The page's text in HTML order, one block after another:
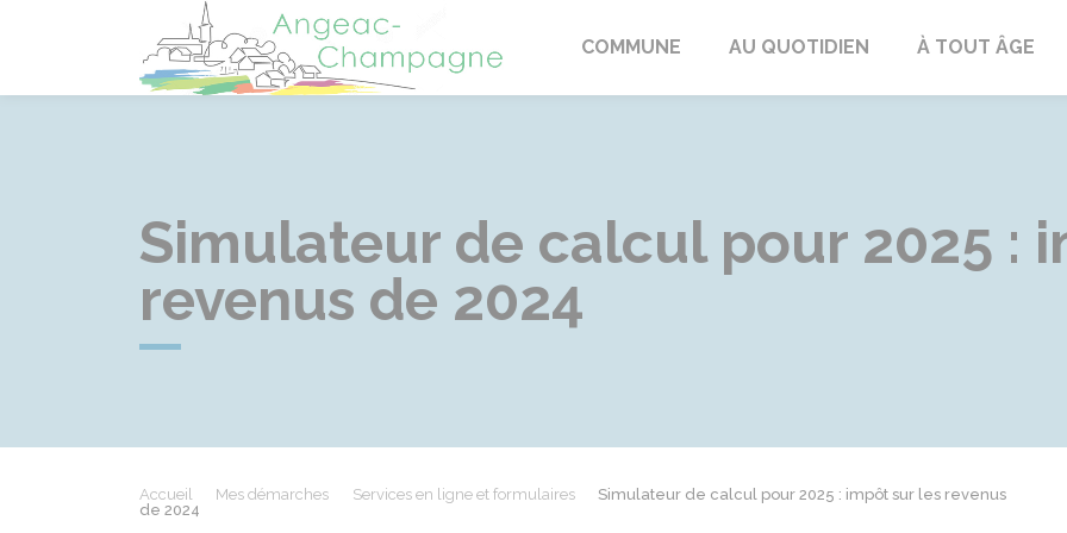
Angeac-Champagne
COMMUNE AU QUOTIDIEN À TOUT ÂGE
Simulateur de calcul pour 2025 :
revenus de 2024
Accueil Mes démarches Services en ligne et formulaires
Simulateur de calcul pour 2025 : impôt sur les revenus
de 2024